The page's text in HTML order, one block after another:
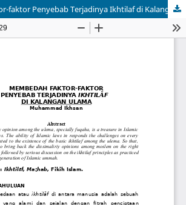
Membedah Faktor-faktor Penyebab Terjadinya Ikhtilaf di Kalangan Ulama